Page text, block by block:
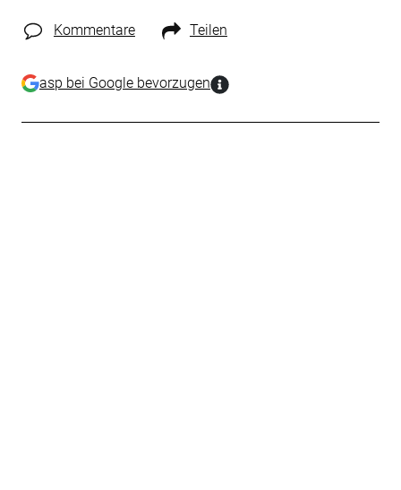
Kommentare Teilen
asp bei Google bevorzugen